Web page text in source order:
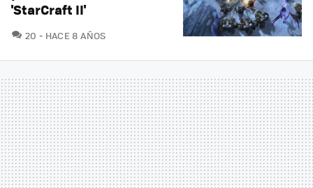
'StarCraft II'
20 COMENTARIOS
HACE 8 AÑOS